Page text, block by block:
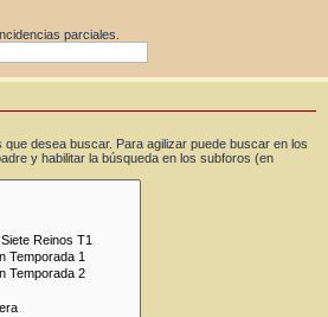
parciales.
desea buscar. Para agilizar puede buscar en los
y habilitar la búsqueda en los subforos (en